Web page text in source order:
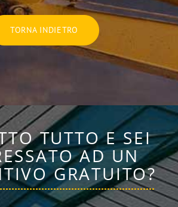
TORNA INDIETRO
TUTTO E SEI
AD UN
GRATUITO?